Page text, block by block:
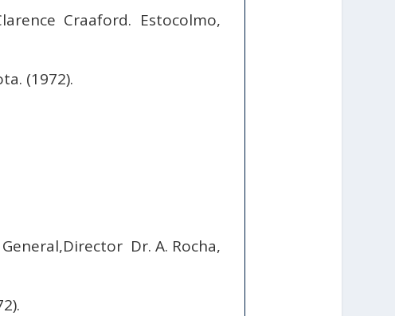
Craaford. Estocolmo,
(1972).
Dr. A. Rocha,